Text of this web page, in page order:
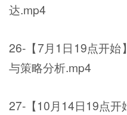
达.mp4
26-【7月1日19点开始
与策略分析.mp4
27-【10月14日19点开